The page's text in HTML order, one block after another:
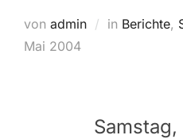
von admin in Berichte,
Mai 2004